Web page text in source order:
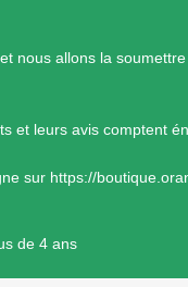
nous allons la
et leurs avis comptent
sur https://
de 4 ans